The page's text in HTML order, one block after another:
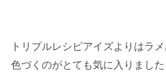
トリプルレシピアイズよりはラ
色づくのがとても気に入りました